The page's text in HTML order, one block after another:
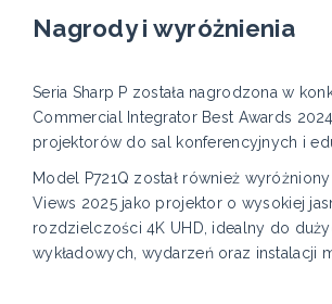
Nagrody i wyróżnienia
Seria Sharp P została nagrodzona w
Commercial Integrator Best Awards
projektorów do sal konferencyjnych i
Model P721Q został również
Views 2025 jako projektor o wysokiej
rozdzielczości 4K UHD, idealny do
wykładowych, wydarzeń oraz instalacji